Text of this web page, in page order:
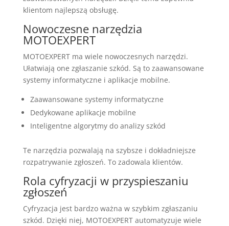
klientom najlepszą obsługę.
Nowoczesne narzędzia
MOTOEXPERT
MOTOEXPERT ma wiele nowoczesnych narzędzi.
Ułatwiają one zgłaszanie szkód. Są to zaawansowane
systemy informatyczne i aplikacje mobilne.
Zaawansowane systemy informatyczne
Dedykowane aplikacje mobilne
Inteligentne algorytmy do analizy szkód
Te narzędzia pozwalają na szybsze i dokładniejsze
rozpatrywanie zgłoszeń. To zadowala klientów.
Rola cyfryzacji w przyspieszaniu
zgłoszeń
Cyfryzacja jest bardzo ważna w szybkim zgłaszaniu
szkód. Dzięki niej, MOTOEXPERT automatyzuje wiele